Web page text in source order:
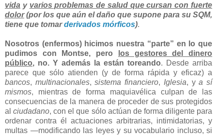
vida y varios problemas de salud que cursan con fuerte
dolor(por los que aún el daño que supone para su SQM,
tiene que tomarderivados mórficos).
Nosotros (enfermos) hicimos nuestra “parte” en lo que
pudimos con Montse, pero
los gestores del dinero
público, no. Y además la están toreando. Desde arriba
parece que sólo atienden (y de forma rápida y eficaz) a
bancos, multinacionales,sistema financiero, Iglesia, ya sí
mismos, mientras de forma maquiavélica culpan de las
consecuencias de la manera de proceder de sus protegidos
alciudadano, con el que sólo actúan de forma diligente para
ordenar contra él actuaciones arbitrarias, intimidatorias, y
multas —modificando las leyes y su vocabulario incluso, si